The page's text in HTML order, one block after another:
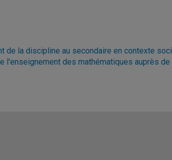
de la discipline au secondaire en contexte
l'enseignement des mathématiques auprès de